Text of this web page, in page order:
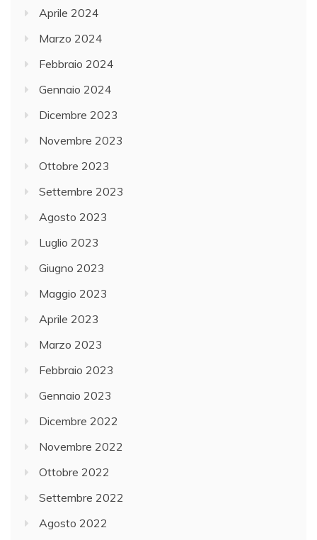
Aprile 2024
Marzo 2024
Febbraio 2024
Gennaio 2024
Dicembre 2023
Novembre 2023
Ottobre 2023
Settembre 2023
Agosto 2023
Luglio 2023
Giugno 2023
Maggio 2023
Aprile 2023
Marzo 2023
Febbraio 2023
Gennaio 2023
Dicembre 2022
Novembre 2022
Ottobre 2022
Settembre 2022
Agosto 2022